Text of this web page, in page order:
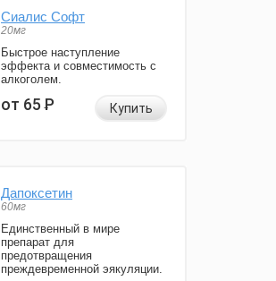
Сиалис Софт
20мг
Быстрое наступление
эффекта и совместимость с
алкоголем.
от 65Р Купить
Дапоксетин
60мг
Единственный в мире
препарат для
предотвращения
преждевременной эякуляции.